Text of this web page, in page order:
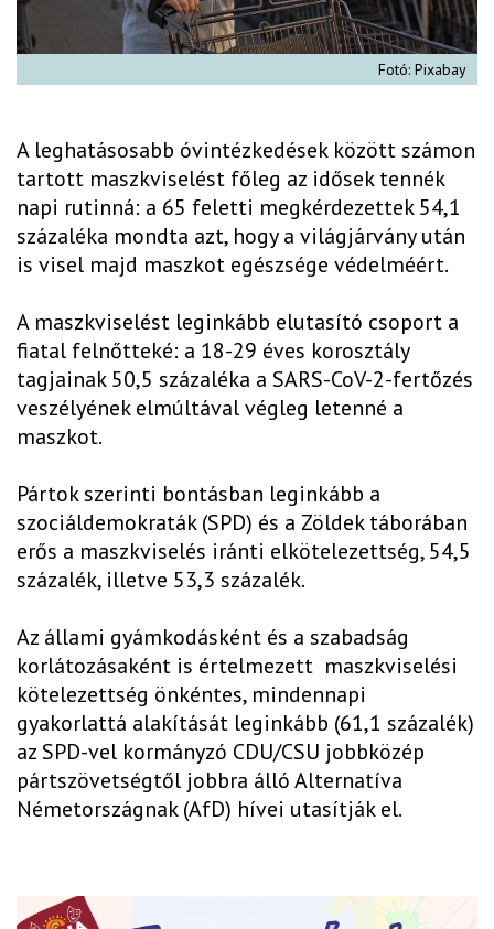
Fotó: Pixabay
A leghatásosabb óvintézkedések között számon
tartott maszkviselést főleg az idősek tennék
napi rutinná: a 65 feletti megkérdezettek 54,1
százaléka mondta azt, hogy a világjárvány után
is visel majd maszkot egészsége védelméért.
A maszkviselést leginkább elutasító csoport a
fiatal felnőtteké: a 18-29 éves korosztály
tagjainak 50,5 százaléka a SARS-CoV-2-fertőzés
veszélyének elmúltával végleg letenné a
maszkot.
Pártok szerinti bontásban leginkább a
szociáldemokraták (SPD) és a Zöldek táborában
erős a maszkviselés iránti elkötelezettség, 54,5
százalék, illetve 53,3 százalék.
Az állami gyámkodásként és a szabadság
korlátozásaként is értelmezett maszkviselési
kötelezettség önkéntes, mindennapi
gyakorlattá alakítását leginkább (61,1 százalék)
az SPD-vel kormányzó CDU/CSU jobbközép
pártszövetségtől jobbra álló Alternatíva
Németországnak (AfD) hívei utasítják el.